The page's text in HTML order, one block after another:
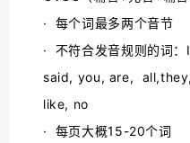
· 每个词最多两个音节
· 不符合发音规则的词
said, you, are,
like, no
· 每页大概15-20个词